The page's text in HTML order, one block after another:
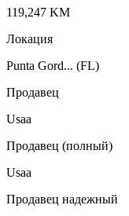
119,247 KM
Локация
Punta Gord... (FL)
Продавец
Usaa
Продавец (полный)
Usaa
Продавец надежный